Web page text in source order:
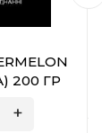
200 ГР